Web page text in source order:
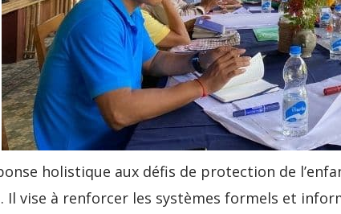
holistique aux défis de protection de
. Il vise à renforcer les systèmes formels et